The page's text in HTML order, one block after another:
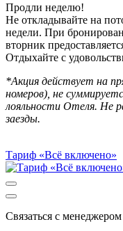
Продли неделю!
Не откладывайте на
недели. При
вторник
Отдыхайте с
*Акция действует на
номеров), не
лояльности Отеля. Не
заезды.
Тариф «Всё включено»
Связаться с менеджером